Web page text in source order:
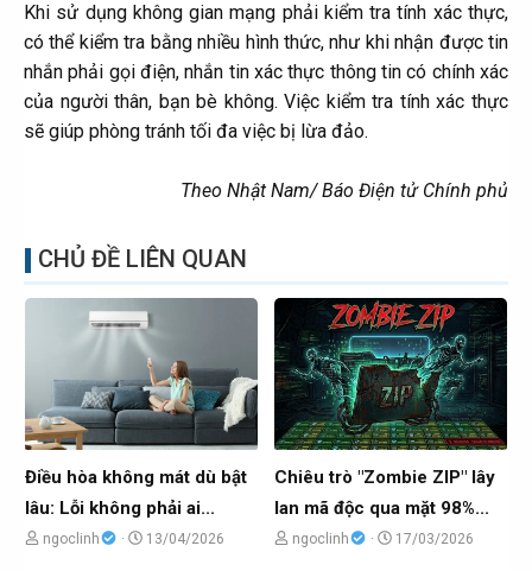
Khi sử dụng không gian mạng phải kiểm tra tính xác thực,
có thể kiểm tra bằng nhiều hình thức, như khi nhận được tin
nhắn phải gọi điện, nhắn tin xác thực thông tin có chính xác
của người thân, bạn bè không. Việc kiểm tra tính xác thực
sẽ giúp phòng tránh tối đa việc bị lừa đảo.
Theo Nhật Nam/ Báo Điện tử Chính phủ
CHỦ ĐỀ LIÊN QUAN
Điều hòa không mát dù bật
lâu: Lỗi không phải ai...
C
ngoclinh
N13/04/2026
Chiêu trò "Zombie ZIP" lây
lan mã độc qua mặt 98%...
C
ngoclinh
N17/03/2026